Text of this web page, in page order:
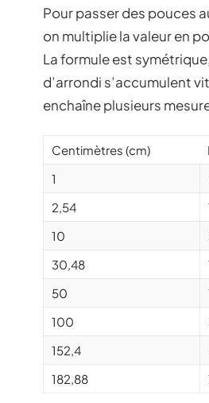
Pour passer des pouces
on multiplie la valeur en
La formule est
d’arrondi s’accumulent
enchaîne plusieurs
Centimètres (cm)
1
2,54
10
30,48
50
100
152,4
182,88